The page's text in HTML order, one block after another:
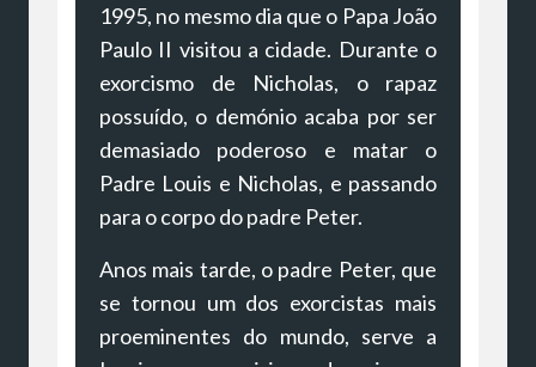
1995, no mesmo dia que o Papa João
Paulo II visitou a cidade. Durante o
exorcismo de Nicholas, o rapaz
possuído, o demónio acaba por ser
demasiado poderoso e matar o
Padre Louis e Nicholas, e passando
para o corpo do padre Peter.
Anos mais tarde, o padre Peter, que
se tornou um dos exorcistas mais
proeminentes do mundo, serve a